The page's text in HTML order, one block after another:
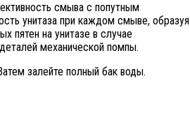
смыва с попутным
унитаза при каждом смыве, образуя
пятен на унитазе в случае
механической помпы.
залейте полный бак воды.